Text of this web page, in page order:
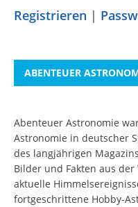
Registrieren |
ABENTEUER
Abenteuer Astronomie
Astronomie in deutscher
des langjährigen
Bilder und Fakten aus
aktuelle
fortgeschrittene Hobby-